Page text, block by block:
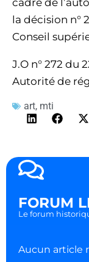
cadre de
la décision n°
Conseil
J.O n° 272 du
Autorité de
art, mti
FORUM
Le forum
Aucun article